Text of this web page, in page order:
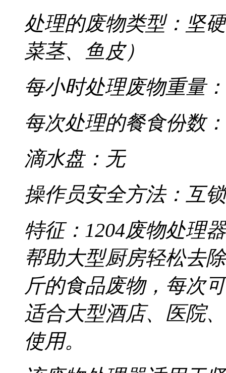
处理的废物类型：坚
菜茎、鱼皮）
每小时处理废物重量
每次处理的餐食份数
滴水盘：无
操作员安全方法：互锁
特征：1204废物处理
帮助大型厨房轻松去
斤的食品废物，每次
适合大型酒店、医院
使用。